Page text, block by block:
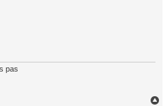
pas